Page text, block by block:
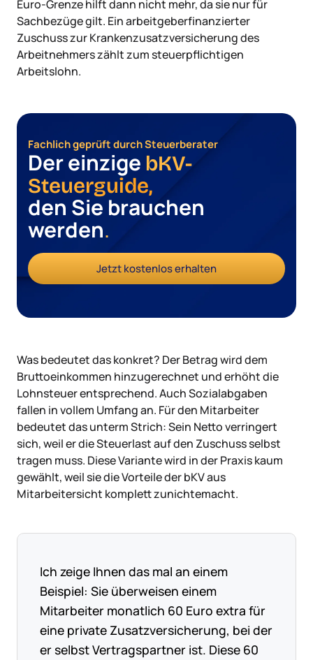
Euro-Grenze hilft dann nicht mehr, da sie nur für
Sachbezüge gilt. Ein arbeitgeberfinanzierter
Zuschuss zur Krankenzusatzversicherung des
Arbeitnehmers zählt zum steuerpflichtigen
Arbeitslohn.
Fachlich geprüft durch Steuerberater
Der einzige bKV-
Steuerguide,
den Sie brauchen
werden.
Jetzt kostenlos erhalten
Was bedeutet das konkret? Der Betrag wird dem
Bruttoeinkommen hinzugerechnet und erhöht die
Lohnsteuer entsprechend. Auch Sozialabgaben
fallen in vollem Umfang an. Für den Mitarbeiter
bedeutet das unterm Strich: Sein Netto verringert
sich, weil er die Steuerlast auf den Zuschuss selbst
tragen muss. Diese Variante wird in der Praxis kaum
gewählt, weil sie die Vorteile der bKV aus
Mitarbeitersicht komplett zunichtemacht.
Ich zeige Ihnen das mal an einem
Beispiel: Sie überweisen einem
Mitarbeiter monatlich 60 Euro extra für
eine private Zusatzversicherung, bei der
er selbst Vertragspartner ist. Diese 60